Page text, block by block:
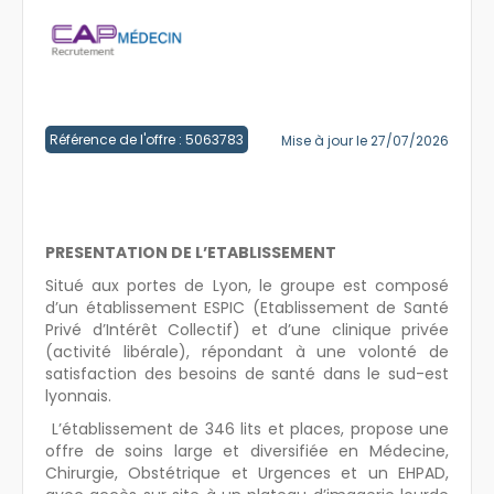
Référence de l'offre : 5063783 Mise à jour le 27/07/2026
PRESENTATION DE L’ETABLISSEMENT
Situé aux portes de Lyon, le groupe est composé
d’un établissement ESPIC (Etablissement de Santé
Privé d’Intérêt Collectif) et d’une clinique privée
(activité libérale), répondant à une volonté de
satisfaction des besoins de santé dans le sud-est
lyonnais.
L’établissement de 346 lits et places, propose une
offre de soins large et diversifiée en Médecine,
Chirurgie, Obstétrique et Urgences et un EHPAD,